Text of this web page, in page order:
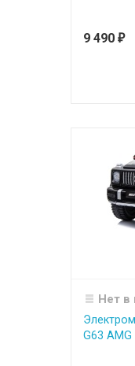
9 490 ₽
Нет в
G63 AMG